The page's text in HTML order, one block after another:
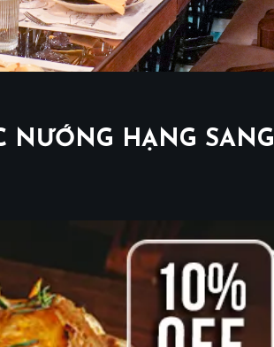
NƯỚNG HẠNG SANG